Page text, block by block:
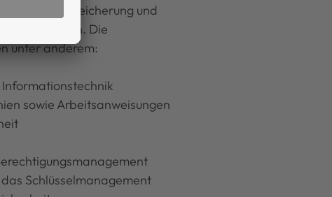
für die Speicherung und
zu gelten. Die
unter anderem:
sowie Arbeitsanweisungen
Schlüsselmanagement